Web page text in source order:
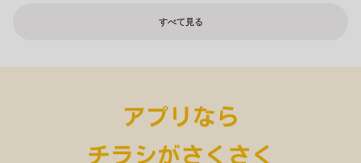
すべて見る